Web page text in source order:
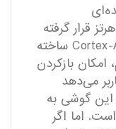
فرکانس ۱.۸ گیگاهرتز قرار گرفته
است. این پردازنده با معماری Cortex-A53 ساخته
بازکردن
می‌دهد
گوشی به
اما اگر